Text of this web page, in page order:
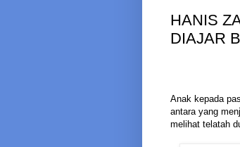
HANIS
DIAJAR
Anak kepada
antara yang
melihat telatah